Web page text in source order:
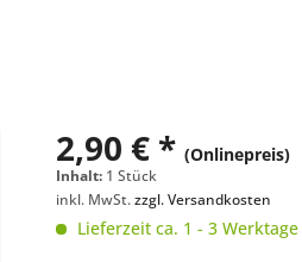
2,90 € *(Onlinepreis)
Inhalt: 1 Stück
inkl. MwSt.zzgl. Versandkosten
Lieferzeit ca. 1 - 3 Werktage